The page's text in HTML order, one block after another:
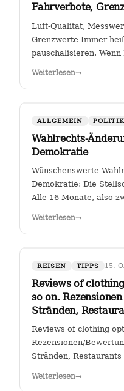
Fahrverbote,
Luft-Qualität,
Grenzwerte Immer
pauschalisieren.
Weiterlesen→
ALLGEMEIN POLITIK
Wahlrechts-
Demokratie
Wünschenswerte
Demokratie: Die
Alle 16 Monate, also
Weiterlesen→
REISEN TIPPS 15.
Reviews of
so on.
Stränden,
Reviews of clothing
Rezensionen/
Stränden,
Weiterlesen→